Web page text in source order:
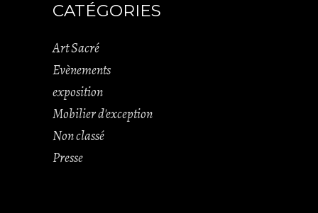
CATÉGORIES
Art Sacré
Evènements
exposition
Mobilier d'exception
Non classé
Presse